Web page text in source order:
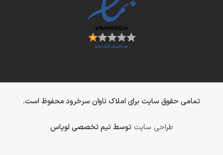
تمامی حقوق سایت برای املاک ناوان سرخرود محفوظ است.
طراحی سایتتوسط تیم تخصصی لوپاس